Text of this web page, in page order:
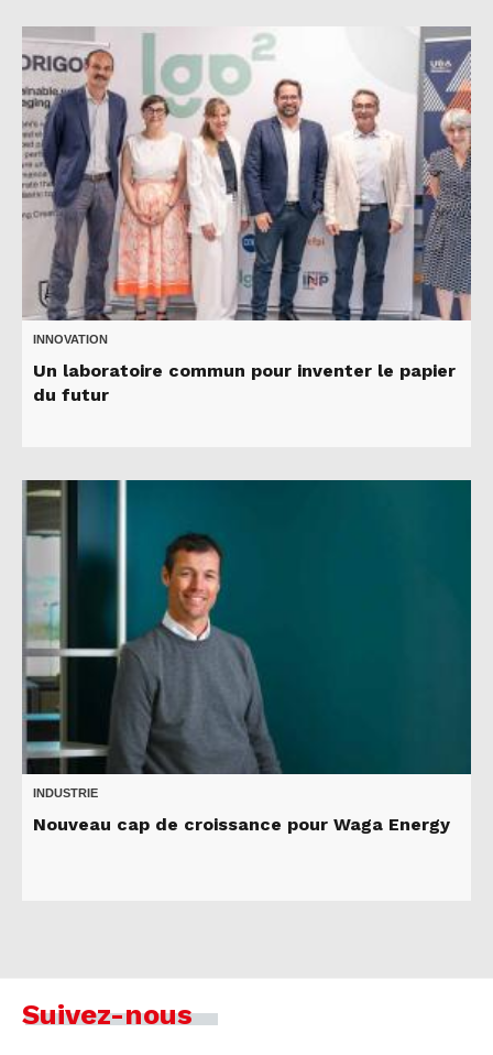
INNOVATION
Un laboratoire commun pour inventer le papier
du futur
INDUSTRIE
Nouveau cap de croissance pour Waga Energy
Suivez-nous